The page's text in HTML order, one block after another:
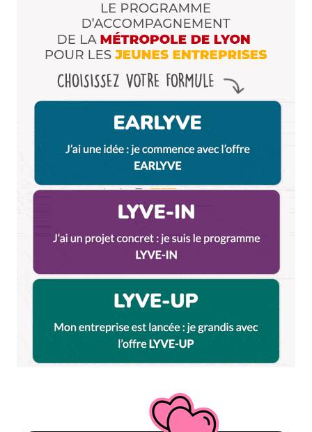
Enregistrer mon nom, mon e-mail et mon site dans le
Et bim !